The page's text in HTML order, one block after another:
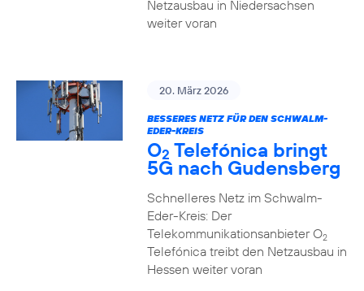
Netzausbau in Niedersachsen
weiter voran
20. März 2026
BESSERES NETZ FÜR DEN SCHWALM-
EDER-KREIS
O2 Telefónica bringt
5G nach Gudensberg
Schnelleres Netz im Schwalm-
Eder-Kreis: Der
Telekommunikationsanbieter O2
Telefónica treibt den Netzausbau in
Hessen weiter voran